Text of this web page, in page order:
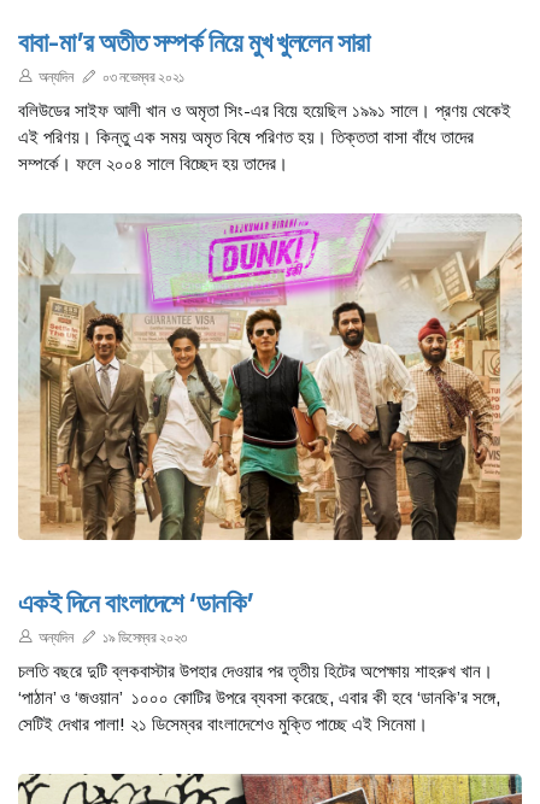
বাবা-মা’র অতীত সম্পর্ক নিয়ে মুখ খুললেন সারা
অন্যদিন ০৩ নভেম্বর ২০২১
বলিউডের সাইফ আলী খান ও অমৃতা সিং-এর বিয়ে হয়েছিল ১৯৯১ সালে। প্রণয় থেকেই
এই পরিণয়। কিন্তু এক সময় অমৃত বিষে পরিণত হয়। তিক্ততা বাসা বাঁধে তাদের
সম্পর্কে। ফলে ২০০৪ সালে বিচ্ছেদ হয় তাদের।
একই দিনে বাংলাদেশে ‘ডানকি’
অন্যদিন ১৯ ডিসেম্বর ২০২৩
চলতি বছরে দুটি ব্লকবাস্টার উপহার দেওয়ার পর তৃতীয় হিটের অপেক্ষায় শাহরুখ খান।
‘পাঠান’ ও ‘জওয়ান’ ১০০০ কোটির উপরে ব্যবসা করেছে, এবার কী হবে ‘ডানকি’র সঙ্গে,
সেটিই দেখার পালা! ২১ ডিসেম্বর বাংলাদেশেও মুক্তি পাচ্ছে এই সিনেমা।